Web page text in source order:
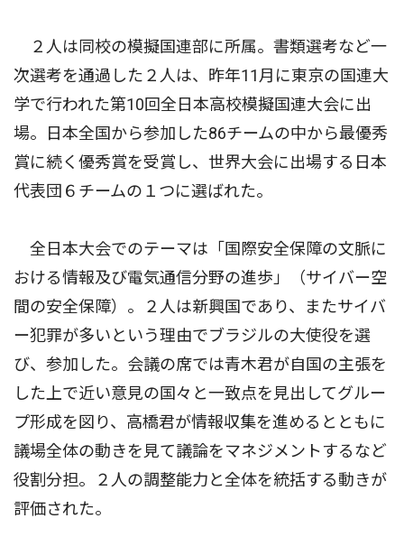
２人は同校の模擬国連部に所属。書類選考など一
次選考を通過した２人は、昨年11月に東京の国連大
学で行われた第10回全日本高校模擬国連大会に出
場。日本全国から参加した86チームの中から最優秀
賞に続く優秀賞を受賞し、世界大会に出場する日本
代表団６チームの１つに選ばれた。
全日本大会でのテーマは「国際安全保障の文脈に
おける情報及び電気通信分野の進歩」（サイバー空
間の安全保障）。２人は新興国であり、またサイバ
ー犯罪が多いという理由でブラジルの大使役を選
び、参加した。会議の席では青木君が自国の主張を
した上で近い意見の国々と一致点を見出してグルー
プ形成を図り、高橋君が情報収集を進めるとともに
議場全体の動きを見て議論をマネジメントするなど
役割分担。２人の調整能力と全体を統括する動きが
評価された。